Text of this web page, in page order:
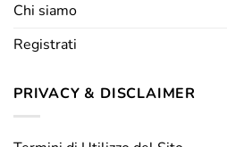
Chi siamo
Registrati
PRIVACY & DISCLAIMER